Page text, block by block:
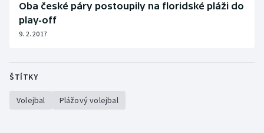
Oba české páry postoupily na floridské pláži do
play-off
9. 2. 2017
ŠTÍTKY
Volejbal Plážový volejbal